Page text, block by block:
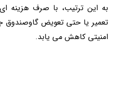
به این ترتیب، با صرف هزینه
تعمیر یا حتی تعویض گاوصندوق
امنیتی کاهش می یابد.